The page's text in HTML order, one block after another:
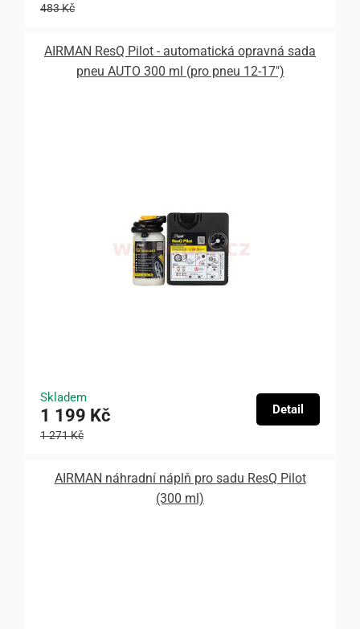
483 Kč
AIRMAN ResQ Pilot - automatická opravná sada
pneu AUTO 300 ml (pro pneu 12-17")
Skladem
1 199 Kč
1 271 Kč
Detail
AIRMAN náhradní náplň pro sadu ResQ Pilot
(300 ml)